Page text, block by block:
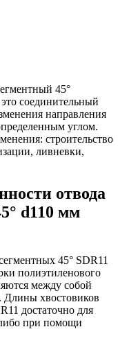
45°
соединительный
направления
углом.
строительство
ливневки,
отвода
d110 мм
45° SDR11
полиэтиленового
между собой
Длины хвостовиков
достаточно для
при помощи